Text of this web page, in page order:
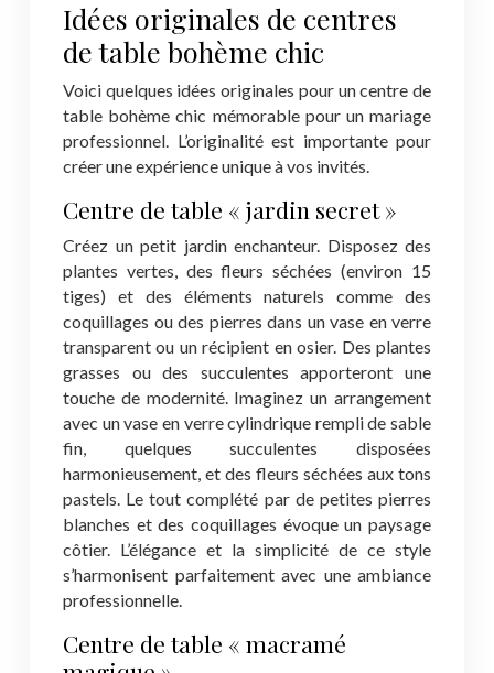
Idées originales de centres
de table bohème chic
Voici quelques idées originales pour un centre de
table bohème chic mémorable pour un mariage
professionnel. L’originalité est importante pour
créer une expérience unique à vos invités.
Centre de table « jardin secret »
Créez un petit jardin enchanteur. Disposez des
plantes vertes, des fleurs séchées (environ 15
tiges) et des éléments naturels comme des
coquillages ou des pierres dans un vase en verre
transparent ou un récipient en osier. Des plantes
grasses ou des succulentes apporteront une
touche de modernité. Imaginez un arrangement
avec un vase en verre cylindrique rempli de sable
fin, quelques succulentes disposées
harmonieusement, et des fleurs séchées aux tons
pastels. Le tout complété par de petites pierres
blanches et des coquillages évoque un paysage
côtier. L’élégance et la simplicité de ce style
s’harmonisent parfaitement avec une ambiance
professionnelle.
Centre de table « macramé